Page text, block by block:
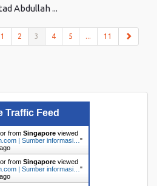
Abdullah ...
1 2 3 (current)
4 5 ... 11
Traffic Feed
from Singaporeviewed
| Sumber informasi… "
from Singaporeviewed
| Sumber informasi… "